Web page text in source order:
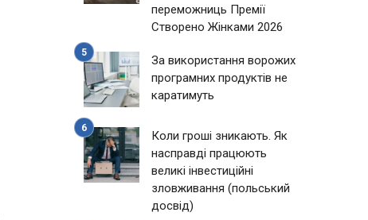
переможниць Премії
Створено Жінками 2026
За використання ворожих
програмних продуктів не
каратимуть
Коли гроші зникають. Як
насправді працюють
великі інвестиційні
зловживання (польський
досвід)